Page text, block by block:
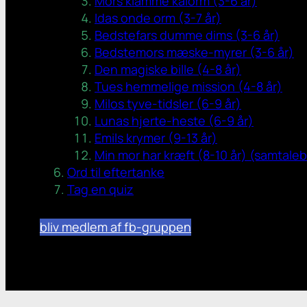
Idas onde orm (3-7 år)
Bedstefars dumme dims (3-6 år)
Bedstemors mæske-myrer (3-6 år)
Den magiske bille (4-8 år)
Tues hemmelige mission (4-8 år)
Milos tyve-tidsler (6-9 år)
Lunas hjerte-heste (6-9 år)
Emils krymer (9-13 år)
Min mor har kræft (8-10 år)
Ord til eftertanke
Tag en quiz
bliv medlem af fb-gruppen